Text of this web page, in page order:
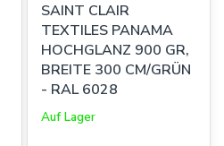
SAINT CLAIR
TEXTILES PANAMA
HOCHGLANZ 900 GR,
BREITE 300 CM/GRÜN
- RAL 6028
Auf Lager